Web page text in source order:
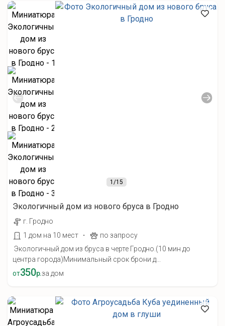
1/15
Экологичный дом из нового бруса в Гродно
г. Гродно
1 дом на 10 мест
·
по запросу
Экологичный дом из бруса в черте Гродно.(10 мин до
центра города)Минимальный срок брони д...
от350р.за дом